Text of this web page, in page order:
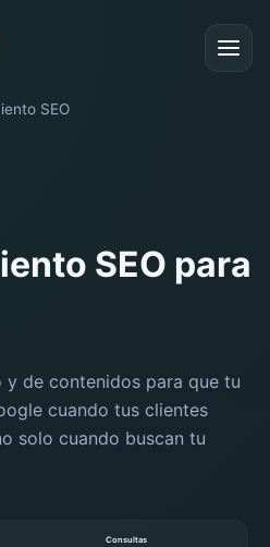
SEO
SEO para
y de contenidos para que tu
cuando tus clientes
solo cuando buscan tu
Consultas